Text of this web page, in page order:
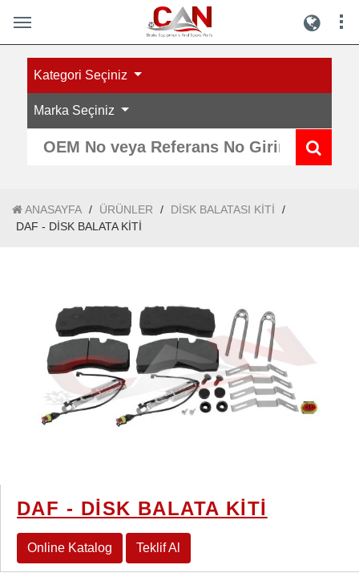
Kategori Seçiniz
Marka Seçiniz
ANASAYFA / ÜRÜNLER / DİSK BALATASI KİTİ
/
DAF - DİSK BALATA KİTİ
DAF - DİSK BALATA KİTİ
Online Katalog Teklif Al